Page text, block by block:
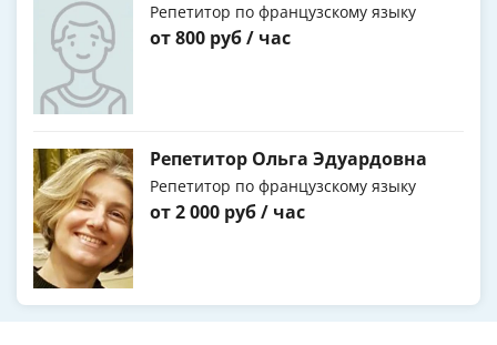
Репетитор по французскому языку
от 800 руб / час
Репетитор Ольга Эдуардовна
Репетитор по французскому языку
от 2 000 руб / час